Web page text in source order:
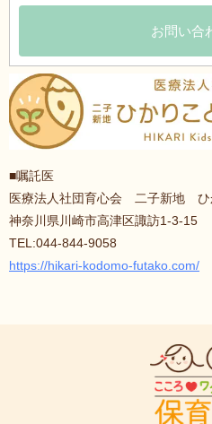
お問い合
■嘱託医
医療法人社団育心会 二子新地 ひ
神奈川県川崎市高津区諏訪1-3-15
TEL:044-844-9058
https://hikari-kodomo-futako.com/